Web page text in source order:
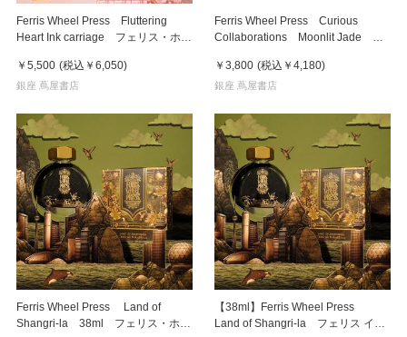
Ferris Wheel Press Fluttering
Heart Ink carriage フェリス・ホイ
￥5,500 (税込 ￥6,050)
銀座 蔦屋書店
Ferris Wheel Press Curious
Collaborations Moonlit Jade
ス 万年筆インク
￥3,800 (税込 ￥4,180)
銀座 蔦屋書店
Ferris Wheel Press Land of
Shangri-la 38ml フェリス・ホイ
【38ml】Ferris Wheel Press
Land of Shangri-la フェリス イン